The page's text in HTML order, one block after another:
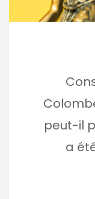
peut-il
a